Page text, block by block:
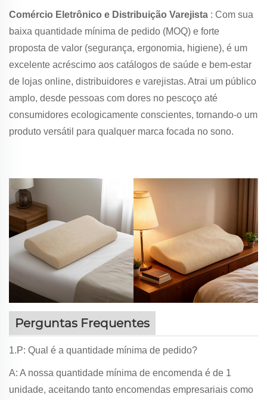
Comércio Eletrônico e Distribuição Varejista : Com sua
baixa quantidade mínima de pedido (MOQ) e forte
proposta de valor (segurança, ergonomia, higiene), é um
excelente acréscimo aos catálogos de saúde e bem-estar
de lojas online, distribuidores e varejistas. Atrai um público
amplo, desde pessoas com dores no pescoço até
consumidores ecologicamente conscientes, tornando-o um
produto versátil para qualquer marca focada no sono.
Perguntas Frequentes
1.P: Qual é a quantidade mínima de pedido?
A: A nossa quantidade mínima de encomenda é de 1
unidade, aceitando tanto encomendas empresariais como